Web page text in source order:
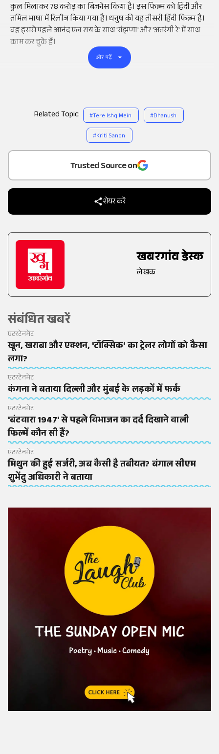
Add
as a
Trusted Source on
शेयर करें
खबरगांव डेस्क
लेखक
संबंधित खबरें
एंटरटेनमेंट
खून, खराबा और एक्शन, 'टॉक्सिक' का ट्रेलर लोगों को कैसा
लगा?
एंटरटेनमेंट
कंगना ने बताया दिल्ली और मुंबई के लड़कों में फर्क
एंटरटेनमेंट
'बंटवारा 1947' से पहले विभाजन का दर्द दिखाने वाली
फिल्में कौन सी हैं?
एंटरटेनमेंट
मिथुन की हुई सर्जरी, अब कैसी है तबीयत? बंगाल सीएम
शुभेंदु अधिकारी ने बताया
कुल मिलाकर 78 करोड़ काबिजनेसकिया है। इस फिल्म को हिंदी और
तमिल भाषा में रिलीज किया गया है। धनुष की यह तीसरी हिंदी फिल्म है।
वह इससे पहले आनंद एल राय के साथ 'रांझणा' और 'अतरंगी रे' में साथ
काम कर चुके हैं।
और पढ़ें
Related Topic: #Tere Ishq Mein #Dhanush
#Kriti Sanon